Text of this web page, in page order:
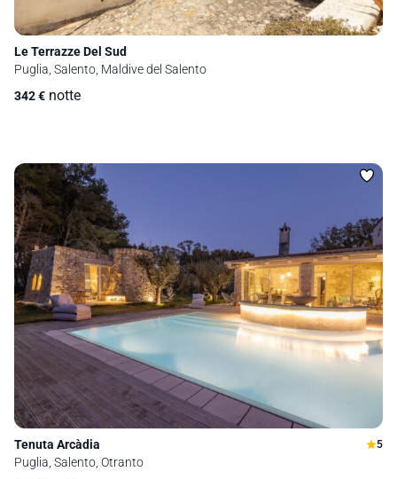
Le Terrazze Del Sud
Puglia, Salento, Maldive del Salento
342€ notte
Tenuta Arcàdia 5
Puglia, Salento, Otranto